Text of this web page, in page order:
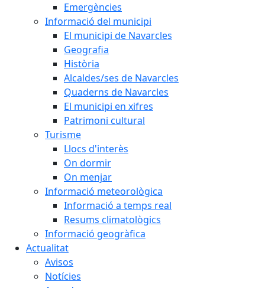
Emergències
Informació del municipi
El municipi de Navarcles
Geografia
Història
Alcaldes/ses de Navarcles
Quaderns de Navarcles
El municipi en xifres
Patrimoni cultural
Turisme
Llocs d'interès
On dormir
On menjar
Informació meteorològica
Informació a temps real
Resums climatològics
Informació geogràfica
Actualitat
Avisos
Notícies